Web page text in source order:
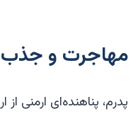
مهاجرت و جذب